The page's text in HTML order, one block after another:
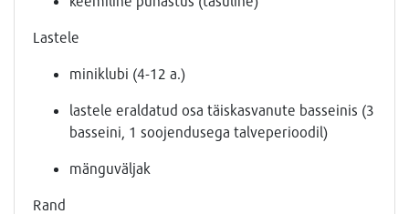
Lastele
miniklubi (4-12 a.)
lastele eraldatud osa täiskasvanute basseinis (3
basseini, 1 soojendusega talveperioodil)
mänguväljak
Rand